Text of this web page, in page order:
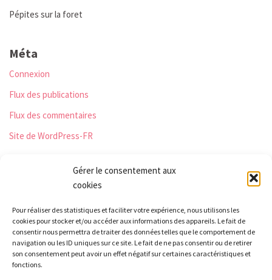
Gérer le consentement aux
cookies
Pour réaliser des statistiques et faciliter votre expérience, nous utilisons les
cookies pour stocker et/ou accéder aux informations des appareils. Le fait de
consentir nous permettra de traiter des données telles que le comportement de
navigation ou les ID uniques sur ce site. Le fait de ne pas consentir ou de retirer
son consentement peut avoir un effet négatif sur certaines caractéristiques et
fonctions.
Pépites sur la foret
Méta
Connexion
Flux des publications
Flux des commentaires
Site de WordPress-FR
Le Relais
21 rue Peurière
42440 Noirétable
contact[a]lesmontsquipetillent.org